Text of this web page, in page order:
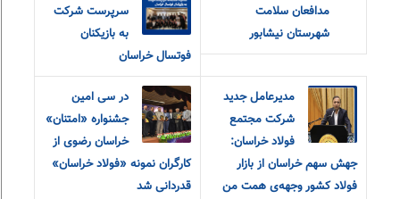
مدافعان سلامت
شهرستان نیشابور
سرپرست شرکت
به بازیکنان
فوتسال خراسان
مدیرعامل جدید
شرکت مجتمع
فولاد خراسان:
جهش سهم خراسان از بازار
فولاد کشور وجهه‌ی همت من
در سی امین
جشنواره «امتنان»
خراسان رضوی از
کارگران نمونه «فولاد خراسان»
قدردانی شد